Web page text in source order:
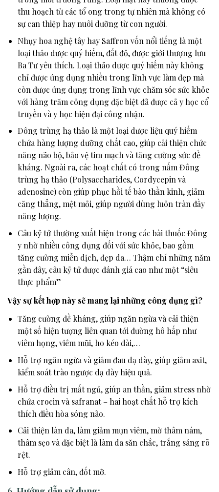
thu hoạch từ các tổ ong trong tự nhiên mà không có
sự can thiệp hay nuôi dưỡng từ con người.
Nhụy hoa nghệ tây hay Saffron vốn nổi tiếng là một
loại thảo dược quý hiếm, đắt đỏ, được giới thượng lưu
Ba Tư yêu thích. Loại thảo dược quý hiếm này không
chỉ được ứng dụng nhiều trong lĩnh vực làm đẹp mà
còn được ứng dụng trong lĩnh vực chăm sóc sức khỏe
với hàng trăm công dụng đặc biệt đã được cả y học cổ
truyền và y học hiện đại công nhận.
Đông trùng hạ thảo là một loại dược liệu quý hiếm
chứa hàng lượng dưỡng chất cao, giúp cải thiện chức
năng não bộ, bảo vệ tim mạch và tăng cường sức đề
kháng. Ngoài ra, các hoạt chất có trong nấm Đông
trùng hạ thảo (Polysaccharides, Cordycepin và
adenosine) còn giúp phục hồi tế bào thần kinh, giảm
căng thẳng, mệt mỏi, giúp người dùng luôn tràn đầy
năng lượng.
Câu kỷ tử thường xuất hiện trong các bài thuốc Đông
y nhờ nhiều công dụng đối với sức khỏe, bao gồm
tăng cường miễn dịch, đẹp da… Thậm chí những năm
gần đây, câu kỷ tử được đánh giá cao như một “siêu
thực phẩm”
Vậy sự kết hợp này sẽ mang lại những công dụng gì?
Tăng cường đề kháng, giúp ngăn ngừa và cải thiện
một số hiện tượng liên quan tới đường hô hấp như
viêm họng, viêm mũi, ho kéo dài,…
Hỗ trợ ngăn ngừa và giảm đau dạ dày, giúp giảm axit,
kiểm soát trào ngược dạ dày hiệu quả.
Hỗ trợ điều trị mất ngủ, giúp an thần, giảm stress nhờ
chứa crocin và safranat – hai hoạt chất hỗ trợ kích
thích điều hòa sóng não.
Cải thiện làn da, làm giảm mụn viêm, mờ thâm nám,
thâm sẹo và đặc biệt là làm da săn chắc, trắng sáng rõ
rệt.
Hỗ trợ giảm cân, đốt mỡ.